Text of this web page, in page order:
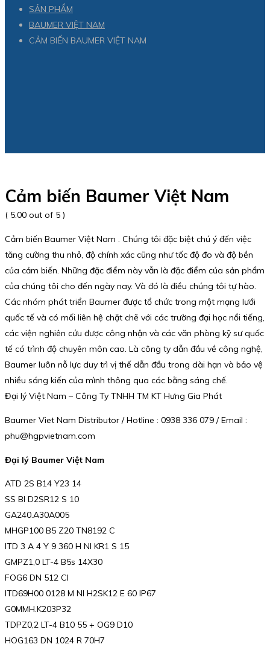
SẢN PHẨM
BAUMER VIỆT NAM
CẢM BIẾN BAUMER VIỆT NAM
Cảm biến Baumer Việt Nam
( 5.00 out of 5 )
Cảm biến Baumer Việt Nam . Chúng tôi đặc biệt chú ý đến việc
tăng cường thu nhỏ, độ chính xác cũng như tốc độ đo và độ bền
của cảm biến. Những đặc điểm này vẫn là đặc điểm của sản phẩm
của chúng tôi cho đến ngày nay. Và đó là điều chúng tôi tự hào.
Các nhóm phát triển Baumer được tổ chức trong một mạng lưới
quốc tế và có mối liên hệ chặt chẽ với các trường đại học nổi tiếng,
các viện nghiên cứu được công nhận và các văn phòng kỹ sư quốc
tế có trình độ chuyên môn cao. Là công ty dẫn đầu về công nghệ,
Baumer luôn nỗ lực duy trì vị thế dẫn đầu trong dài hạn và bảo vệ
nhiều sáng kiến của mình thông qua các bằng sáng chế.
Đại lý Việt Nam – Công Ty TNHH TM KT Hưng Gia Phát
Baumer Viet Nam Distributor / Hotline : 0938 336 079 / Email :
phu@hgpvietnam.com
Đại lý Baumer Việt Nam
ATD 2S B14 Y23 14
SS BI D2SR12 S 10
GA240.A30A005
MHGP100 B5 Z20 TN8192 C
ITD 3 A 4 Y 9 360 H NI KR1 S 15
GMPZ1,0 LT-4 B5s 14X30
FOG6 DN 512 CI
ITD69H00 0128 M NI H2SK12 E 60 IP67
G0MMH.K203P32
TDPZ0,2 LT-4 B10 55 + OG9 D10
HOG163 DN 1024 R 70H7